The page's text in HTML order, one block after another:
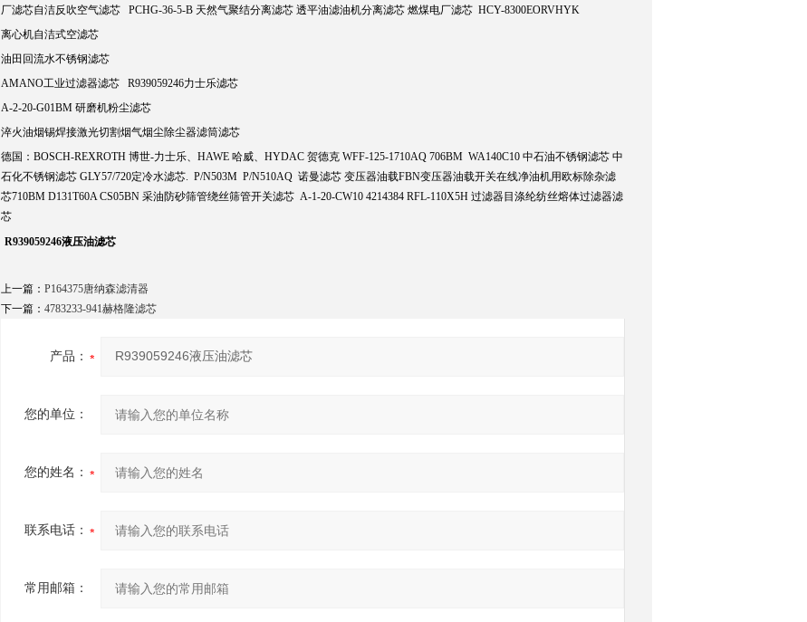
厂滤芯自洁反吹空气滤芯 PCHG-36-5-B 天然气聚结分离滤芯 透平油滤油机分离滤芯 燃煤电厂滤芯 HCY-8300EORVHYK
离心机自洁式空滤芯
油田回流水不锈钢滤芯
AMANO工业过滤器滤芯 R939059246力士乐滤芯
A-2-20-G01BM 研磨机粉尘滤芯
淬火油烟锡焊接激光切割烟气烟尘除尘器滤筒滤芯
德国：BOSCH-REXROTH 博世-力士乐、HAWE 哈威、HYDAC 贺德克 WFF-125-1710AQ 706BM WA140C10 中石油不锈钢滤芯 中
石化不锈钢滤芯 GLY57/720定冷水滤芯. P/N503M P/N510AQ 诺曼滤芯 变压器油载FBN变压器油载开关在线净油机用欧标除杂滤
芯710BM D131T60A CS05BN 采油防砂筛管绕丝筛管开关滤芯 A-1-20-CW10 4214384 RFL-110X5H 过滤器目涤纶纺丝熔体过滤器滤
芯
R939059246液压油滤芯
上一篇： P164375唐纳森滤清器
下一篇： 4783233-941赫格隆滤芯
产品：
您的单位：
您的姓名：
联系电话：
常用邮箱：